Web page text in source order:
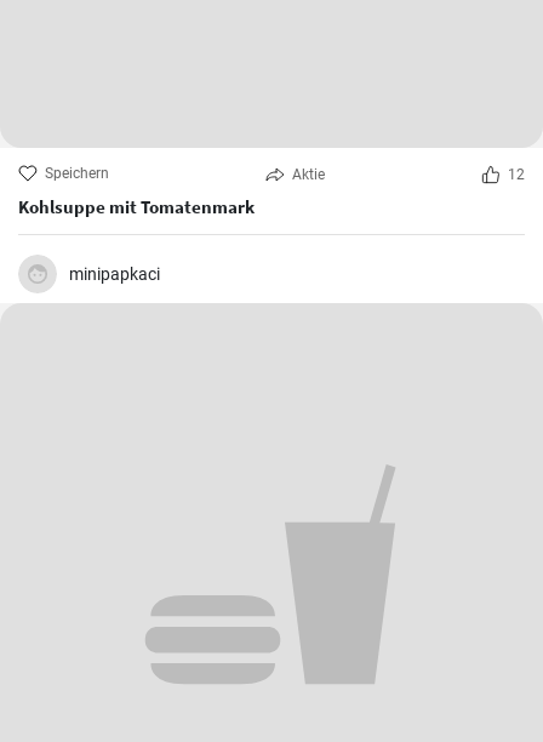
Speichern Aktie 12
Kohlsuppe mit Tomatenmark
minipapkaci